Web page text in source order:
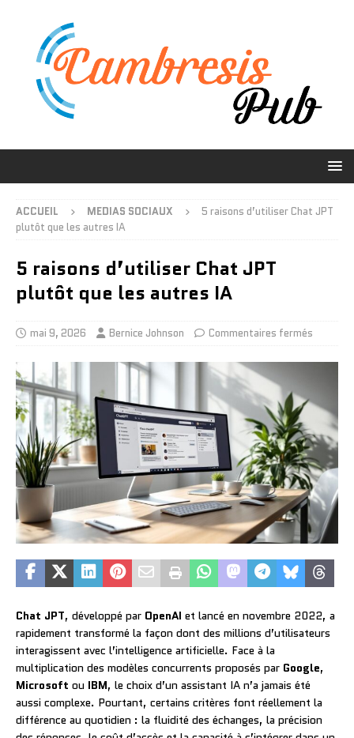
ACCUEIL MEDIAS SOCIAUX
5 raisons d’utiliser Chat JPT
plutôt que les autres IA
5 raisons d’utiliser Chat JPT
plutôt que les autres IA
mai 9, 2026 Bernice Johnson Commentaires fermés
Chat JPT, développé par OpenAI et lancé en novembre 2022, a
rapidement transformé la façon dont des millions d’utilisateurs
interagissent avec l’intelligence artificielle. Face à la
multiplication des modèles concurrents proposés par Google,
Microsoft ou IBM, le choix d’un assistant IA n’a jamais été
aussi complexe. Pourtant, certains critères font réellement la
différence au quotidien : la fluidité des échanges, la précision